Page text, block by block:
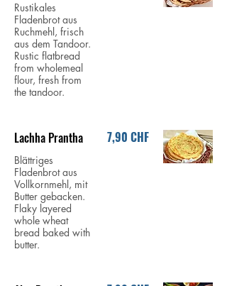
Rustikales
Fladenbrot aus
Ruchmehl, frisch
aus dem Tandoor.
Rustic flatbread
from wholemeal
flour, fresh from
the tandoor.
Lachha Prantha
Blättriges
Fladenbrot aus
Vollkornmehl, mit
Butter gebacken.
Flaky layered
whole wheat
bread baked with
butter.
7,90 CHF